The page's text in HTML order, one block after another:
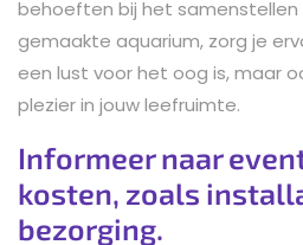
behoeften bij het
gemaakte aquarium, zorg je
een lust voor het oog is, maar
plezier in jouw leefruimte.
Informeer naar
kosten, zoals
bezorging.